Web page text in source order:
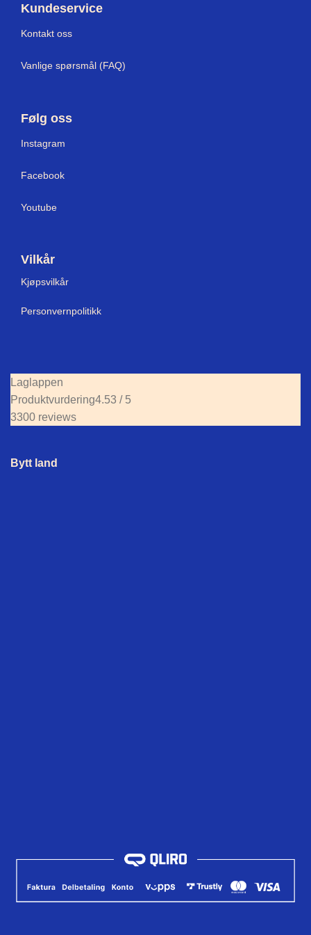
Kundeservice
Kontakt oss
Vanlige spørsmål (FAQ)
Følg oss
Instagram
Facebook
Youtube
Vilkår
Kjøpsvilkår
Personvernpolitikk
Laglappen
Produktvurdering4.53 / 5
3300 reviews
Bytt land